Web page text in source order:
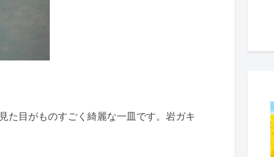
見た目がものすごく綺麗な一皿です。岩ガキ